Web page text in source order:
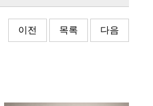
이전 목록 다음